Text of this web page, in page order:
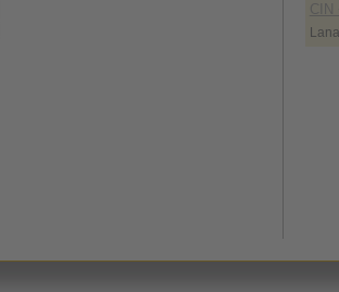
CIN +
Lana